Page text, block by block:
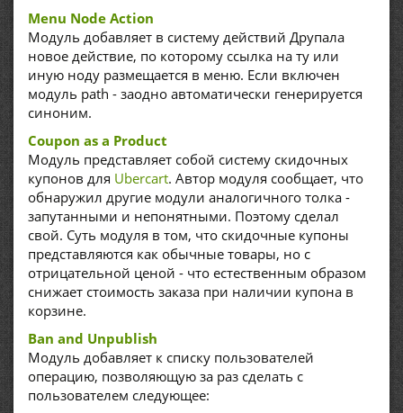
Menu Node Action
Модуль добавляет в систему действий Друпала
новое действие, по которому ссылка на ту или
иную ноду размещается в меню. Если включен
модуль path - заодно автоматически генерируется
синоним.
Coupon as a Product
Модуль представляет собой систему скидочных
купонов для Ubercart. Автор модуля сообщает, что
обнаружил другие модули аналогичного толка -
запутанными и непонятными. Поэтому сделал
свой. Суть модуля в том, что скидочные купоны
представляются как обычные товары, но с
отрицательной ценой - что естественным образом
снижает стоимость заказа при наличии купона в
корзине.
Ban and Unpublish
Модуль добавляет к списку пользователей
операцию, позволяющую за раз сделать с
пользователем следующее: